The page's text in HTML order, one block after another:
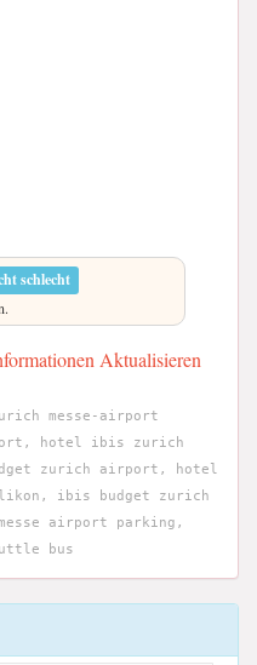
schlecht
Aktualisieren
messe-airport
hotel ibis zurich
zurich airport, hotel
ibis budget zurich
airport parking,
bus